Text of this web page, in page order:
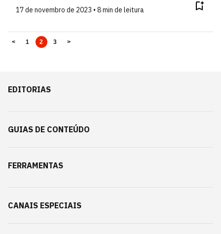
17 de novembro de 2023 • 8 min de leitura
< 1 2 3 >
EDITORIAS
GUIAS DE CONTEÚDO
FERRAMENTAS
CANAIS ESPECIAIS